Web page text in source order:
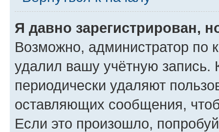
Я давно зарегистрирован,
Возможно, администратор по
удалил вашу учётную запись.
периодически удаляют
оставляющих сообщения,
Если это произошло,